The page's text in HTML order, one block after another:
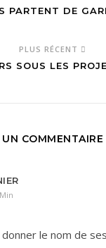
PARTENT DE
PLUS RÉCENT
SOUS LES
UN COMMENTAIRE
le nom de